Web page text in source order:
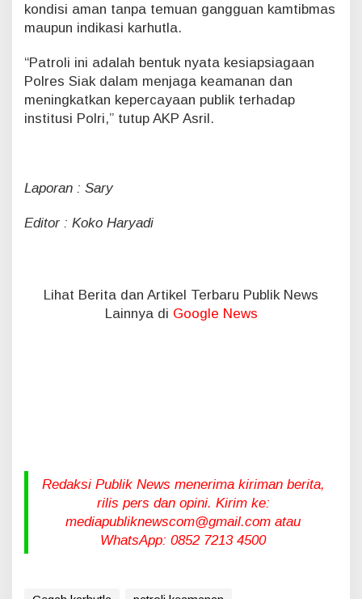
kondisi aman tanpa temuan gangguan kamtibmas
maupun indikasi karhutla.
“Patroli ini adalah bentuk nyata kesiapsiagaan
Polres Siak dalam menjaga keamanan dan
meningkatkan kepercayaan publik terhadap
institusi Polri,” tutup AKP Asril.
Laporan : Sary
Editor : Koko Haryadi
Lihat Berita dan Artikel Terbaru Publik News
Lainnya di Google News
Redaksi Publik News menerima kiriman berita,
rilis pers dan opini. Kirim ke:
mediapubliknewscom@gmail.com atau
WhatsApp: 0852 7213 4500